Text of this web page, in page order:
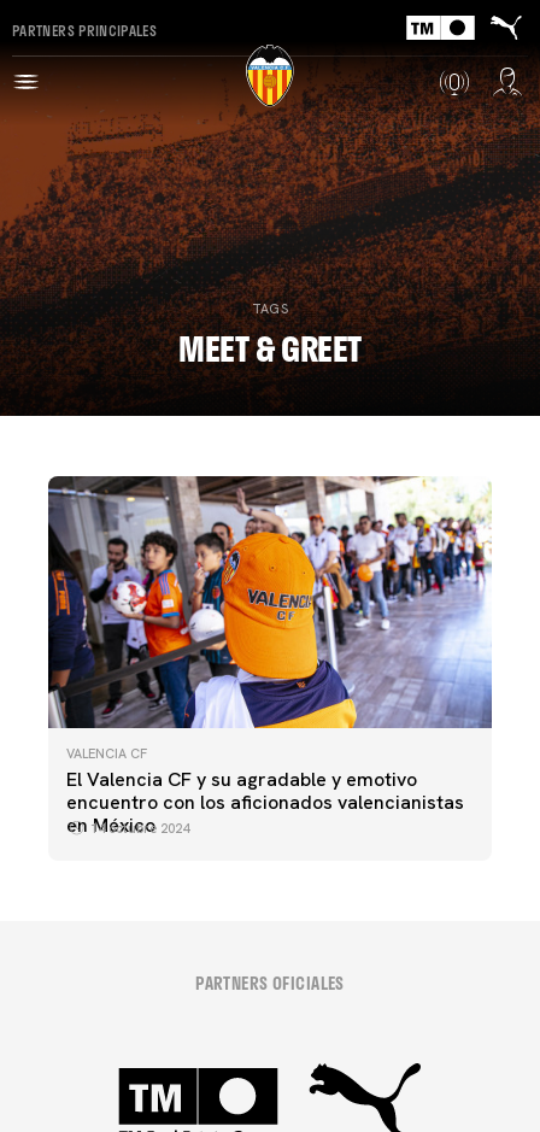
PARTNERS PRINCIPALES
TAGS
MEET & GREET
VALENCIA CF
El Valencia CF y su agradable y emotivo
encuentro con los aficionados valencianistas
en México
14 octubre 2024
PARTNERS OFICIALES